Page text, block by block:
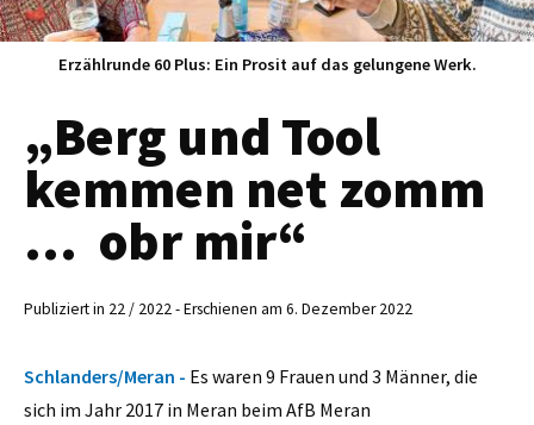
Erzählrunde 60 Plus: Ein Prosit auf das gelungene Werk.
„Berg und Tool
kemmen net zomm
... obr mir“
Publiziert in 22 / 2022 - Erschienen am 6. Dezember 2022
Schlanders/Meran - Es waren 9 Frauen und 3 Männer, die
sich im Jahr 2017 in Meran beim AfB Meran